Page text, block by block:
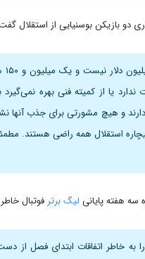
دو بازیکن بوسنیایی از استقلال
ندارد یا از کمیته فنی بهره
و هیچ مشورتی برای جذب آنها
سه هفته پایانی لیگ برترفوتبال
خاطر اتفاقات ابتدای فصل از